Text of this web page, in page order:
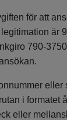
för att
är
790-
eller
i formatet
eller